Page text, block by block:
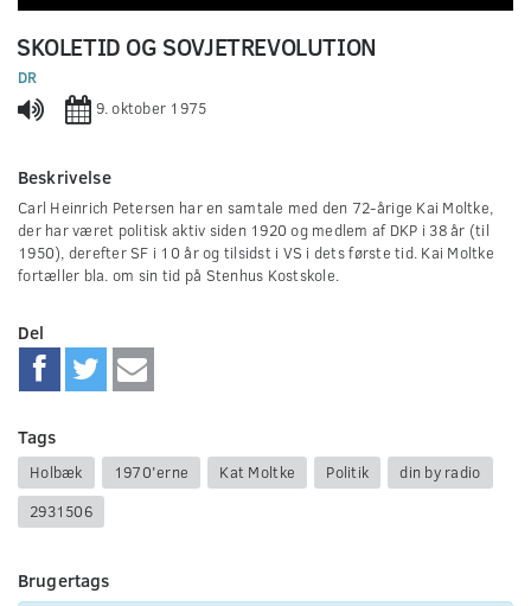
seconds
of
0
seconds
SKOLETID OG SOVJETREVOLUTION
DR
9. oktober 1975
Beskrivelse
Carl Heinrich Petersen har en samtale med den 72-årige Kai Moltke,
der har været politisk aktiv siden 1920 og medlem af DKP i 38 år (til
1950), derefter SF i 10 år og tilsidst i VS i dets første tid. Kai Moltke
fortæller bla. om sin tid på Stenhus Kostskole.
Del
Tags
Holbæk 1970'erne Kat Moltke Politik
din by radio
2931506
Brugertags